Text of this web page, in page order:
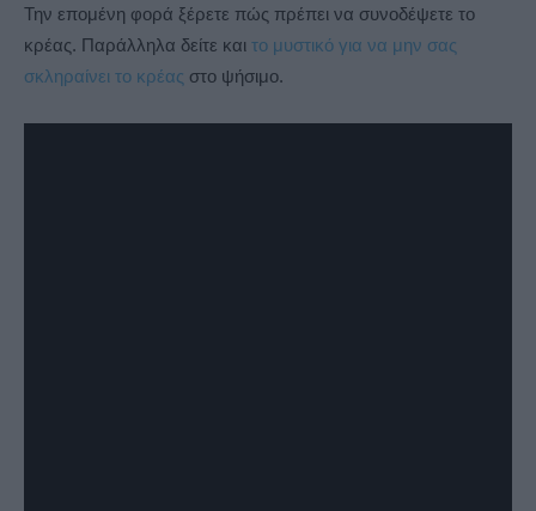
Την επομένη φορά ξέρετε πώς πρέπει να συνοδέψετε το
κρέας. Παράλληλα δείτε και το μυστικό για να μην σας
σκληραίνει το κρέας στο ψήσιμο.